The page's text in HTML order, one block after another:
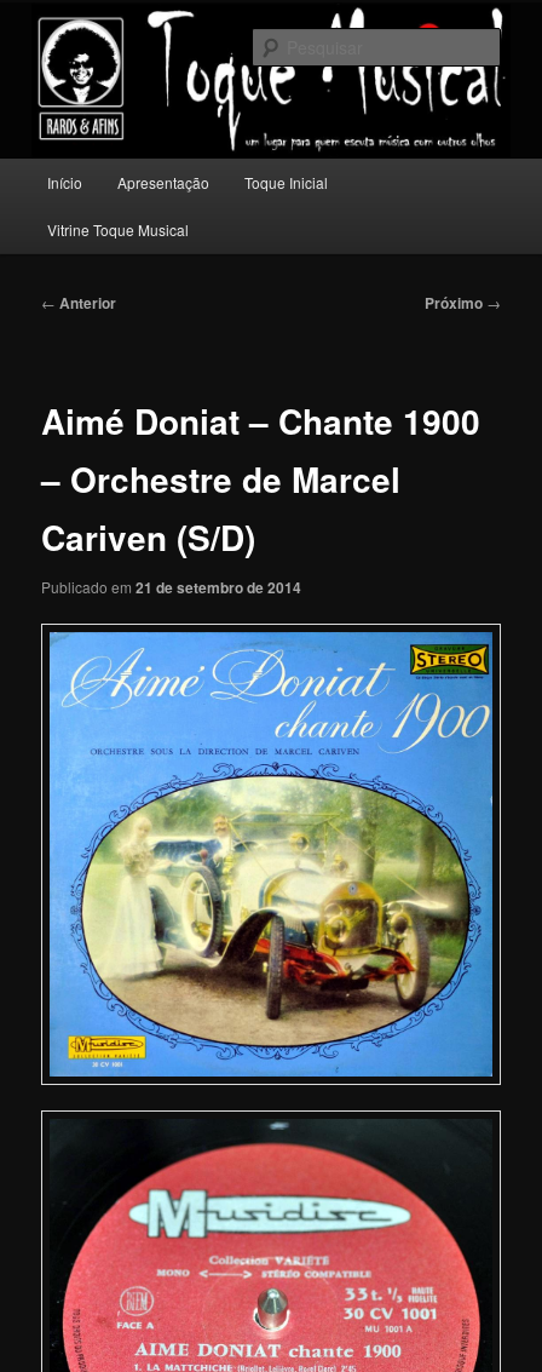
conteúdo
principalToque Musical
Um lugar para quem escuta música com outros olhos.
principal
Início Apresentação Toque Inicial
Vitrine Toque Musical
Navegação
← Anterior Próximo →
Aimé Doniat – Chante 1900
– Orchestre de Marcel
Cariven (S/D)
Publicado em21 de setembro de 2014